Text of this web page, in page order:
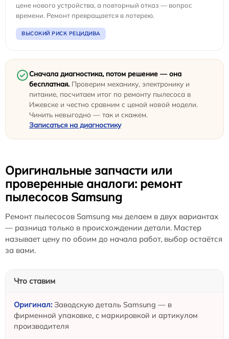
цене нового устройства, а повторный отказ — вопрос
времени. Ремонт превращается в лотерею.
ВЫСОКИЙ РИСК РЕЦИДИВА
Сначала диагностика, потом решение — она
бесплатная. Проверим механику, электронику и
питание, посчитаем итог по ремонту пылесоса в
Ижевске и честно сравним с ценой новой модели.
Чинить невыгодно — так и скажем.
Записаться на диагностику
Оригинальные запчасти или
проверенные аналоги: ремонт
пылесосов Samsung
Ремонт пылесосов Samsung мы делаем в двух вариантах
— разница только в происхождении детали. Мастер
называет цену по обоим до начала работ, выбор остаётся
за вами.
Что ставим
Заводскую деталь Samsung — в
фирменной упаковке, с маркировкой и артикулом
производителя